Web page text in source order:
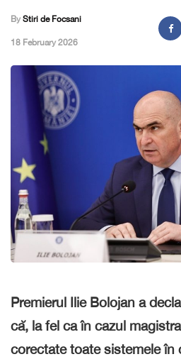
By Stiri de Focsani
,18 February 2026
Premierul Ilie Bolojan a
că, la fel ca în cazul
corectate toate sistemele în